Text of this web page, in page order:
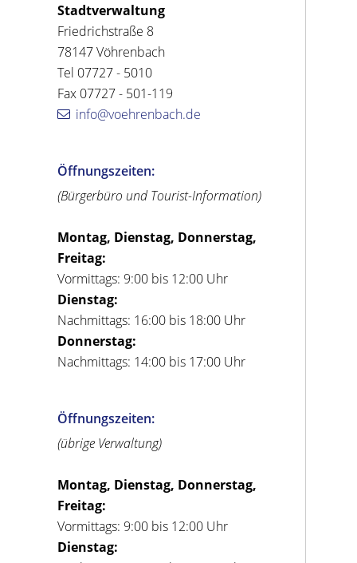
Stadtverwaltung
Friedrichstraße 8
78147 Vöhrenbach
Tel 07727 - 5010
Fax 07727 - 501-119
info@voehrenbach.de
Öffnungszeiten:
(Bürgerbüro und Tourist-Information)
Montag, Dienstag, Donnerstag,
Freitag:
Vormittags: 9:00 bis 12:00 Uhr
Dienstag:
Nachmittags: 16:00 bis 18:00 Uhr
Donnerstag:
Nachmittags: 14:00 bis 17:00 Uhr
Öffnungszeiten:
(übrige Verwaltung)
Montag, Dienstag, Donnerstag,
Freitag:
Vormittags: 9:00 bis 12:00 Uhr
Dienstag: